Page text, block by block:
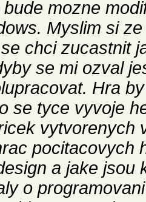
mozne
Myslim si
chci zucastnit
se mi ozval
Hra
se tyce vyvoje
vytvorenych
pocitacovych
a jake jsou
o